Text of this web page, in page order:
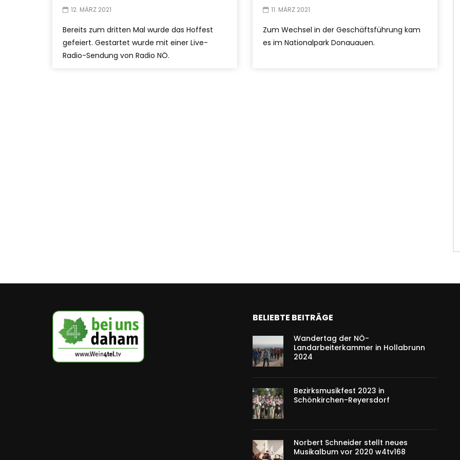
12. MÄRZ 2021
Bereits zum dritten Mal wurde das Hoffest
gefeiert. Gestartet wurde mit einer Live-
Radio-Sendung von Radio NÖ.
11. MÄRZ 2021
Zum Wechsel in der Geschäftsführung kam
es im Nationalpark Donauauen.
BELIEBTE BEITRÄGE
Wandertag der NÖ-
Landarbeiterkammer in Hollabrunn
2024
Bezirksmusikfest 2023 in
Schönkirchen-Reyersdorf
Norbert Schneider stellt neues
Musikalbum vor 2020 w4tv168